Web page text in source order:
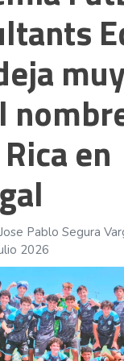
en
Jose Pablo Segura
2026